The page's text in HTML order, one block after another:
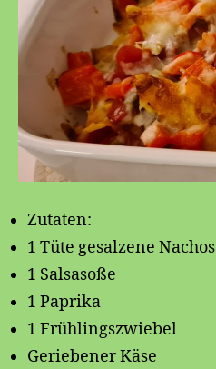
Zutaten:
1 Tüte gesalzene Nachos
1 Salsasoße
1 Paprika
1 Frühlingszwiebel
Geriebener Käse